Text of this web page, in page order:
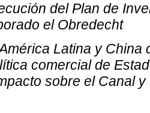
del Plan de
el Obredecht
Latina y China
comercial de
sobre el Canal